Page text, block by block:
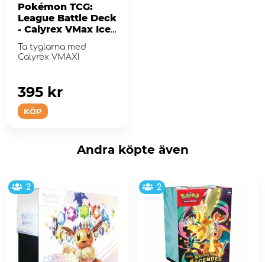
Pokémon TCG:
League Battle Deck
- Calyrex VMax Ice
Rider
Ta tyglarna med
Calyrex VMAX!
KÖP
395 kr
Andra köpte även
2 2